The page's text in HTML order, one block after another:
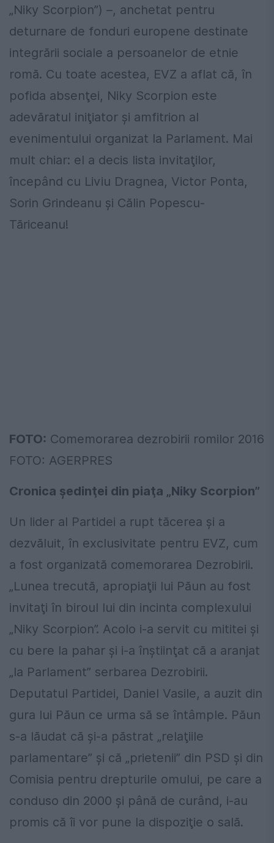
„Niky Scorpion”) –, anchetat pentru
deturnare de fonduri europene destinate
integrării sociale a persoanelor de etnie
romă. Cu toate acestea, EVZ a aflat că, în
pofida absenţei, Niky Scorpion este
adevăratul iniţiator şi amfitrion al
evenimentului organizat la Parlament. Mai
mult chiar: el a decis lista invitaţilor,
începând cu Liviu Dragnea, Victor Ponta,
Sorin Grindeanu şi Călin Popescu-
Tăriceanu!
FOTO: Comemorarea dezrobirii romilor 2016
FOTO: AGERPRES
Cronica şedinţei din piaţa „Niky Scorpion”
Un lider al Partidei a rupt tăcerea şi a
dezvăluit, în exclusivitate pentru EVZ, cum
a fost organizată comemorarea Dezrobirii.
„Lunea trecută, apropiaţii lui Păun au fost
invitaţi în biroul lui din incinta complexului
„Niky Scorpion”. Acolo i-a servit cu mititei şi
cu bere la pahar şi i-a înştiinţat că a aranjat
„la Parlament” serbarea Dezrobirii.
Deputatul Partidei, Daniel Vasile, a auzit din
gura lui Păun ce urma să se întâmple. Păun
s-a lăudat că şi-a păstrat „relaţiile
parlamentare” şi că „prietenii” din PSD şi din
Comisia pentru drepturile omului, pe care a
conduso din 2000 şi până de curând, i-au
promis că îi vor pune la dispoziţie o sală.